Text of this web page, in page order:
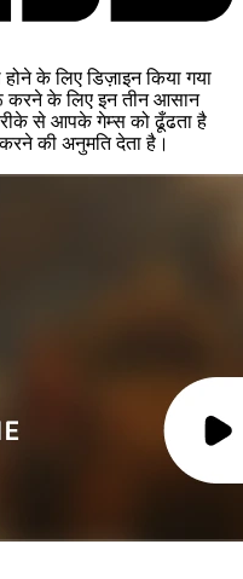
के लिए डिज़ाइन किया गया
के लिए इन तीन आसान
से आपके गेम्स को ढूँढता है
की अनुमति देता है।